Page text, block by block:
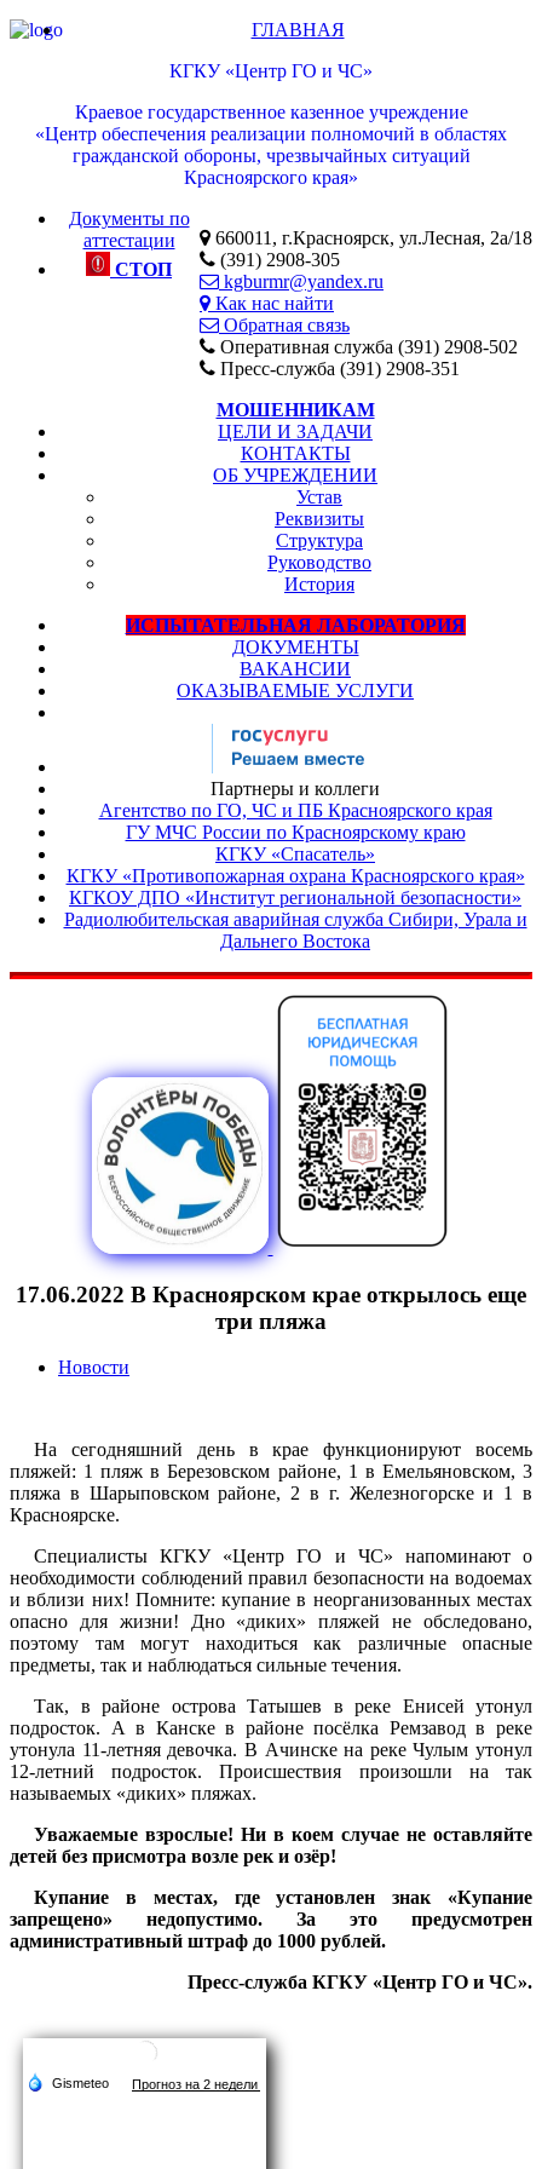
КГКУ «Центр ГО и ЧС»
Краевое государственное казенное учреждение
«Центр обеспечения реализации полномочий в областях
гражданской обороны, чрезвычайных ситуаций
Красноярского края»
660011, г.Красноярск, ул.Лесная, 2а/18
(391) 2908-305
kgburmr@yandex.ru
Как нас найти
Обратная связь
Оперативная служба (391) 2908-502
Пресс-служба (391) 2908-351
ГЛАВНАЯ
Документы по
аттестации
СТОП
МОШЕННИКАМ
ЦЕЛИ И ЗАДАЧИ
КОНТАКТЫ
ОБ УЧРЕЖДЕНИИ
Устав
Реквизиты
Структура
Руководство
История
ИСПЫТАТЕЛЬНАЯ ЛАБОРАТОРИЯ
ДОКУМЕНТЫ
ВАКАНСИИ
ОКАЗЫВАЕМЫЕ УСЛУГИ
Партнеры и коллеги
Агентство по ГО, ЧС и ПБ Красноярского края
ГУ МЧС России по Красноярскому краю
КГКУ «Спасатель»
КГКУ «Противопожарная охрана Красноярского края»
КГКОУ ДПО «Институт региональной безопасности»
Радиолюбительская аварийная служба Сибири, Урала и
Дальнего Востока
17.06.2022 В Красноярском крае открылось еще
три пляжа
Новости
На сегодняшний день в крае функционируют восемь
пляжей: 1 пляж в Березовском районе, 1 в Емельяновском, 3
пляжа в Шарыповском районе, 2 в г. Железногорске и 1 в
Красноярске.
Специалисты КГКУ «Центр ГО и ЧС» напоминают о
необходимости соблюдений правил безопасности на водоемах
и вблизи них! Помните: купание в неорганизованных местах
опасно для жизни! Дно «диких» пляжей не обследовано,
поэтому там могут находиться как различные опасные
предметы, так и наблюдаться сильные течения.
Так, в районе острова Татышев в реке Енисей утонул
подросток. А в Канске в районе посёлка Ремзавод в реке
утонула 11-летняя девочка. В Ачинске на реке Чулым утонул
12-летний подросток. Происшествия произошли на так
называемых «диких» пляжах.
Уважаемые взрослые! Ни в коем случае не оставляйте
детей без присмотра возле рек и озёр!
Купание в местах, где установлен знак «Купание
запрещено» недопустимо. За это предусмотрен
административный штраф до 1000 рублей.
Пресс-служба КГКУ «Центр ГО и ЧС».